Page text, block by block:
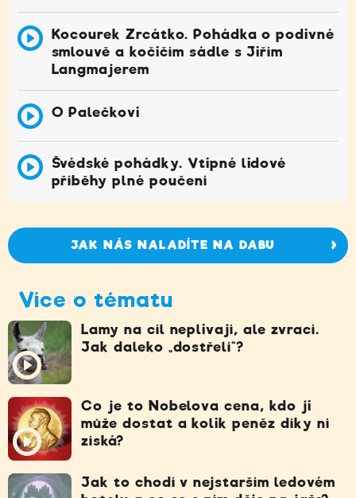
Kocourek Zrcátko. Pohádka o podivné
smlouvě a kočičím sádle s Jiřím
Langmajerem
O Palečkovi
Švédské pohádky. Vtipné lidové
příběhy plné poučení
JAK NÁS NALADÍTE NA DABU
Více o tématu
Lamy na cíl neplivají, ale zvrací.
Jak daleko „dostřelí“?
Co je to Nobelova cena, kdo ji
může dostat a kolik peněz díky ní
získá?
Jak to chodí v nejstarším ledovém